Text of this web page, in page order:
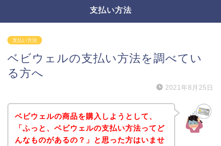
支払い方法
支払い方法
ベビウェルの支払い方法を調べてい
る方へ
2021年8月25日
ベビウェルの商品を購入しようとして、
「ふっと、ベビウェルの支払い方法ってど
んなものがあるの？」と思った方はいませ